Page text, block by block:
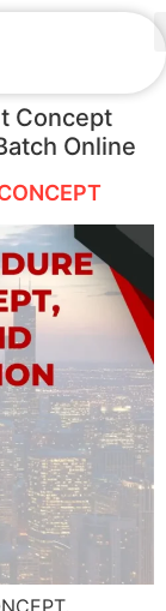
Concept
Online